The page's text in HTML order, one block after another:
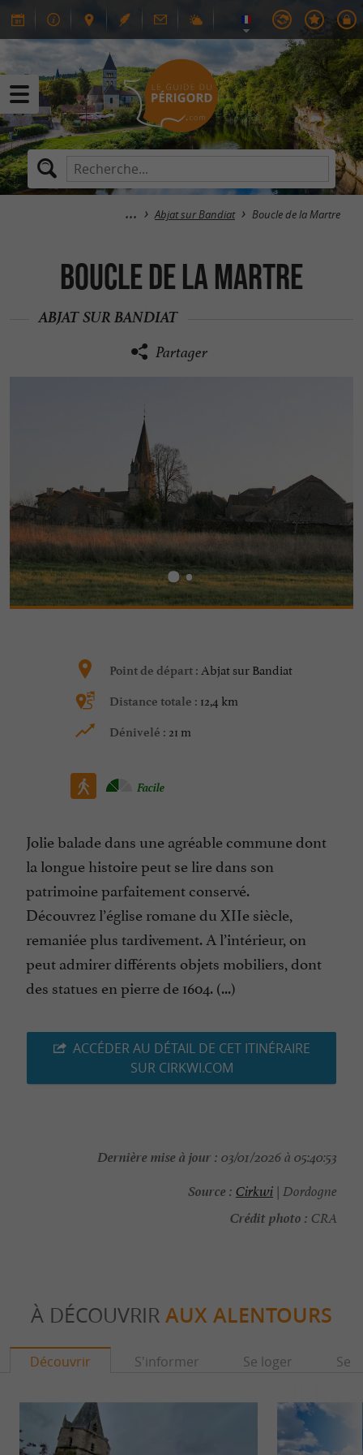
Abjat sur Bandiat Boucle de la Martre
Boucle de la Martre
ABJAT SUR BANDIAT
Partager
Point de départ : Abjat sur Bandiat
Distance totale : 12,4 km
Dénivelé : 21 m
Facile
Jolie balade dans une agréable commune dont
la longue histoire peut se lire dans son
patrimoine parfaitement conservé.
Découvrez l’église romane du XIIe siècle,
remaniée plus tardivement. A l’intérieur, on
peut admirer différents objets mobiliers, dont
des statues en pierre de 1604. (...)
ACCÉDER AU DÉTAIL DE CET ITINÉRAIRE
SUR CIRKWI.COM
Dernière mise à jour : 03/01/2026 à 05:40:53
Source : Cirkwi | Dordogne
Crédit photo : CRA
À DÉCOUVRIR AUX ALENTOURS
Découvrir S'informer Se loger Se